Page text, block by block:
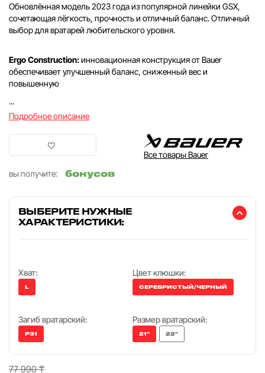
Обновлённая модель 2023 года из популярной линейки GSX,
сочетающая лёгкость, прочность и отличный баланс. Отличный
выбор для вратарей любительского уровня.
Ergo Construction:инновационная конструкция от Bauer
обеспечивает улучшенный баланс, сниженный вес и
повышенную
...
Подробное описание
Все товары Bauer
вы получите:
бонусов
ВЫБЕРИТЕ НУЖНЫЕ
ХАРАКТЕРИСТИКИ:
Хват:
L
Цвет клюшки:
СЕРЕБРИСТЫЙ/ЧЕРНЫЙ
Загиб вратарский:
P31
Размер вратарский:
21" 22"
77 990 ₸